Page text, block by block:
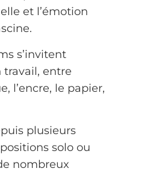
et l’émotion
s’invitent
travail, entre
l’encre, le papier,
plusieurs
solo ou
nombreux